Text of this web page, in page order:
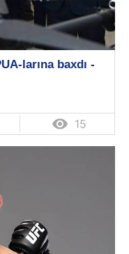
larına baxdı -
 15